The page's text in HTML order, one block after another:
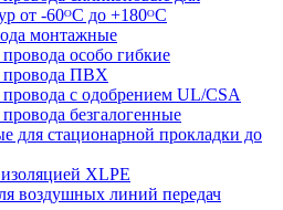
от -60ᴼC до +180ᴼС
монтажные
особо гибкие
провода ПВХ
с одобрением UL/CSA
безгалогенные
для стационарной прокладки до
XLPE
воздушных линий передач